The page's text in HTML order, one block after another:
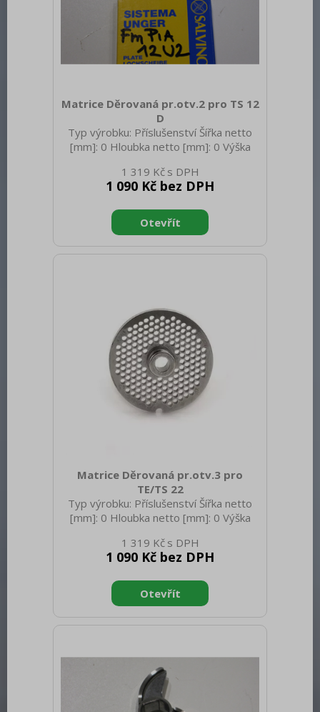
Matrice Děrovaná pr.otv.2 pro TS 12
D
Typ výrobku: Příslušenství Šířka netto
[mm]: 0 Hloubka netto [mm]: 0 Výška
Hmotnost brutto [kg]: 0.45
1 319 Kč
1 090 Kč bez DPH
Matrice Děrovaná pr.otv.3 pro
TE/TS 22
Typ výrobku: Příslušenství Šířka netto
[mm]: 0 Hloubka netto [mm]: 0 Výška
Hmotnost brutto [kg]: 0.35
1 319 Kč
1 090 Kč bez DPH